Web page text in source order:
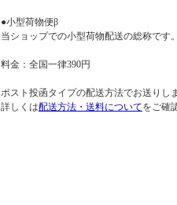
●小型荷物便β
当ショップでの小型荷物配送の総称です。
料金：全国一律390円
ポスト投函タイプの配送方法でお送りし
詳しくは配送方法・送料についてをご確